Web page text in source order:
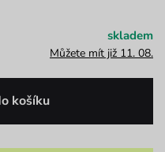
skladem
Můžete mít již 11. 08.
košíku